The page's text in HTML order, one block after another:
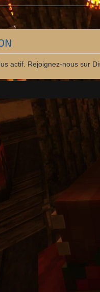
actif. Rejoignez-nous sur